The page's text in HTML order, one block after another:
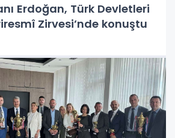
Erdoğan, Türk Devletleri
Zirvesi’nde konuştu